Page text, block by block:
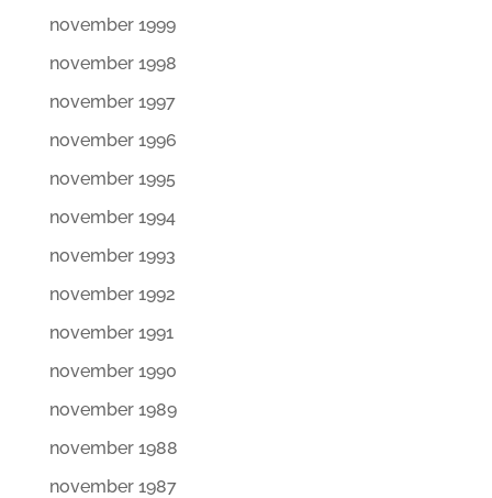
november 1999
november 1998
november 1997
november 1996
november 1995
november 1994
november 1993
november 1992
november 1991
november 1990
november 1989
november 1988
november 1987